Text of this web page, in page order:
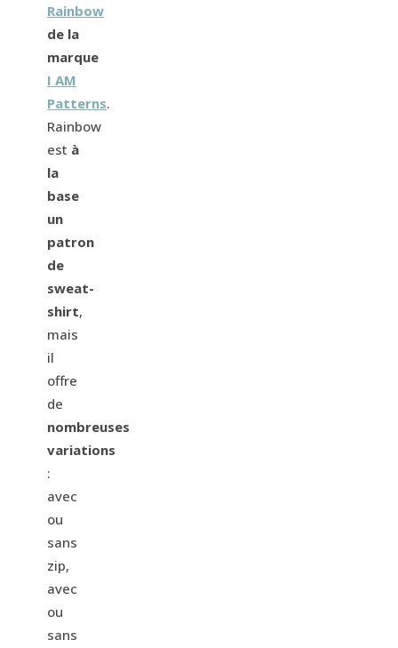
Rainbow
de la
marque
I AM
Patterns.
Rainbow
est à
la
base
un
patron
de
sweat-
shirt,
mais
il
offre
de
nombreuses
variations
:
avec
ou
sans
zip,
avec
ou
sans